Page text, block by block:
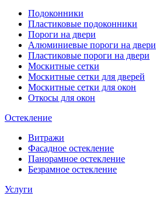
Подоконники
Пластиковые подоконники
Пороги на двери
Алюминиевые пороги на двери
Пластиковые пороги на двери
Москитные сетки
Москитные сетки для дверей
Москитные сетки для окон
Откосы для окон
Остекление
Витражи
Фасадное остекление
Панорамное остекление
Безрамное остекление
Услуги